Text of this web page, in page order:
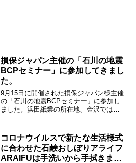
損保ジャパン主催の「石川の地震
BCPセミナー」に参加してきまし
た。
9月15日に開催された損保ジャパン様主催
の「石川の地震BCPセミナー」に参加し
ました。浜田紙業の所在地、金沢では大
ーで地震に対する防災意識が変化しまし
た。石川県や富山県...
コロナウイルスで新たな生活様式
に合わせた石鹸おしぼりアライフ
ARAIFUは手洗いから手拭きまで